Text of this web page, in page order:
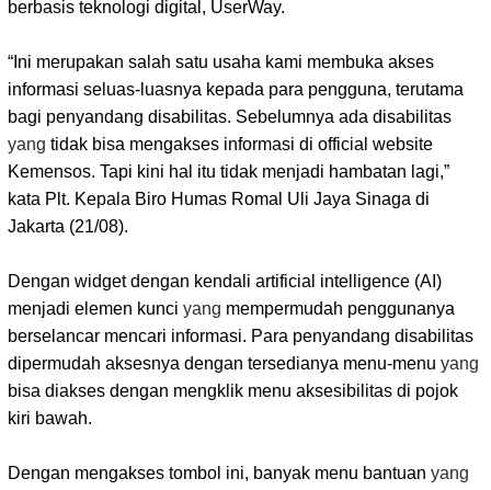
berbasis teknologi digital, UserWay.
“Ini merupakan salah satu usaha kami membuka akses
informasi seluas-luasnya kepada para pengguna, terutama
bagi penyandang disabilitas. Sebelumnya ada disabilitas
yang tidak bisa mengakses informasi di official website
Kemensos. Tapi kini hal itu tidak menjadi hambatan lagi,”
kata Plt. Kepala Biro Humas Romal Uli Jaya Sinaga di
Jakarta (21/08).
Dengan widget dengan kendali artificial intelligence (AI)
menjadi elemen kunci yang mempermudah penggunanya
berselancar mencari informasi. Para penyandang disabilitas
dipermudah aksesnya dengan tersedianya menu-menu yang
bisa diakses dengan mengklik menu aksesibilitas di pojok
kiri bawah.
Dengan mengakses tombol ini, banyak menu bantuan yang